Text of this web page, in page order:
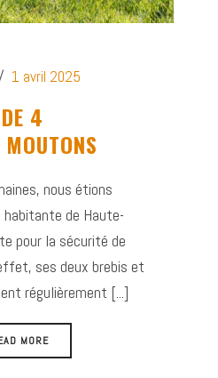
1 avril 2025
4
nous étions
de Haute-
pour la sécurité de
ses deux brebis et
régulièrement [...]
MORE